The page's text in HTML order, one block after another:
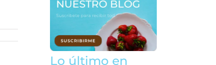
Lo último en